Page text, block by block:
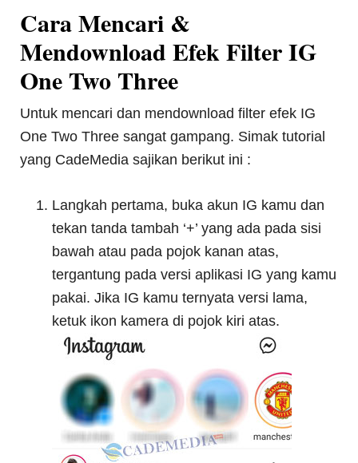
Cara Mencari &
Mendownload Efek Filter IG
One Two Three
Untuk mencari dan mendownload filter efek IG
One Two Three sangat gampang. Simak tutorial
yang CadeMedia sajikan berikut ini :
Langkah pertama, buka akun IG kamu dan
tekan tanda tambah ‘+’ yang ada pada sisi
bawah atau pada pojok kanan atas,
tergantung pada versi aplikasi IG yang kamu
pakai. Jika IG kamu ternyata versi lama,
ketuk ikon kamera di pojok kiri atas.